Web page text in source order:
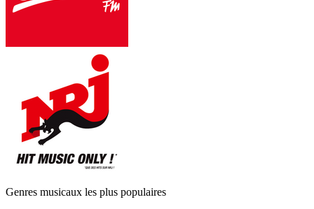
Genres musicaux les plus populaires